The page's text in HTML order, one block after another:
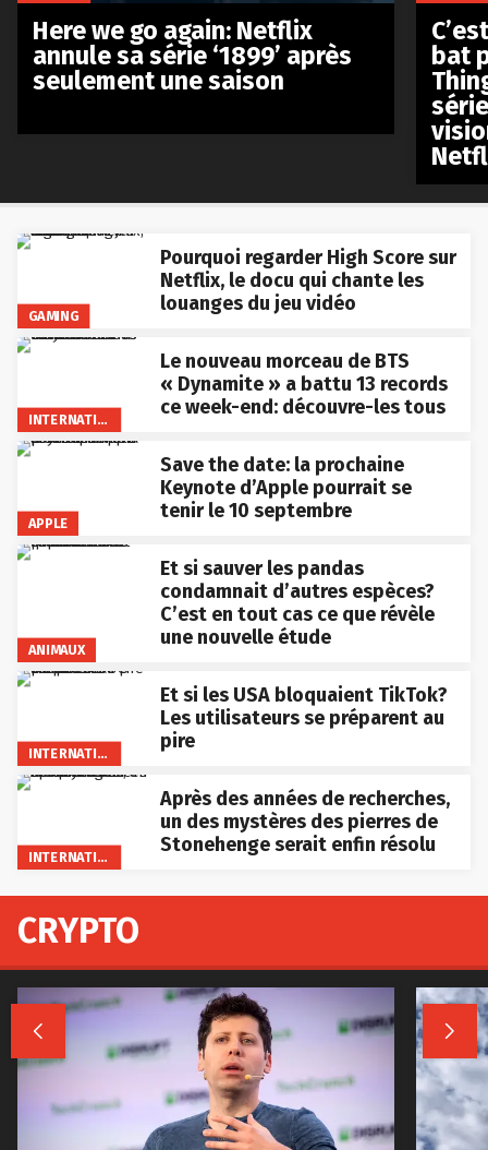
GAMING
Pourquoi regarder High Score sur
Netflix, le docu qui chante les
louanges du jeu vidéo
Le nouveau morceau de BTS
« Dynamite » a battu 13 records
ce week-end: découvre-les tous
APPLE
Save the date: la prochaine
Keynote d’Apple pourrait se
tenir le 10 septembre
ANIMAUX
Et si sauver les pandas
condamnait d’autres espèces?
C’est en tout cas ce que révèle
une nouvelle étude
Et si les USA bloquaient TikTok?
Les utilisateurs se préparent au
pire
Après des années de recherches,
un des mystères des pierres de
Stonehenge serait enfin résolu
Here we go again: Netflix
annule sa série ‘1899’ après
seulement une saison
bat
CRYPTO
 